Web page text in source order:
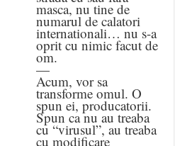
masca, nu tine de
numarul de calatori
internationali… nu s-a
oprit cu nimic facut de
om.
—
Acum, vor sa
transforme omul. O
spun ei, producatorii.
Spun ca nu au treaba
cu “virusul”, au treaba
cu modificare